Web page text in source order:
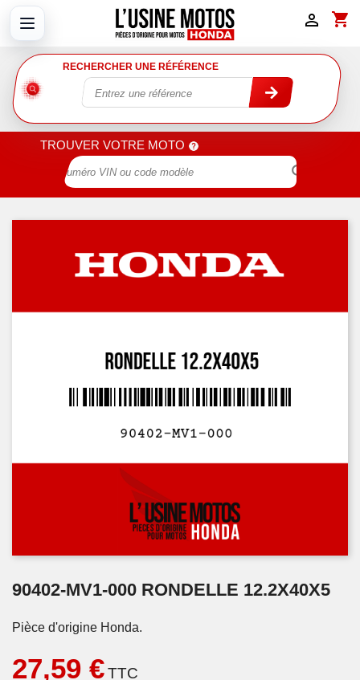
shopping_cart

RECHERCHER UNE RÉFÉRENCE
TROUVER VOTRE MOTO

90402-MV1-000 RONDELLE 12.2X40X5
Pièce d'origine Honda.
27,59 €TTC